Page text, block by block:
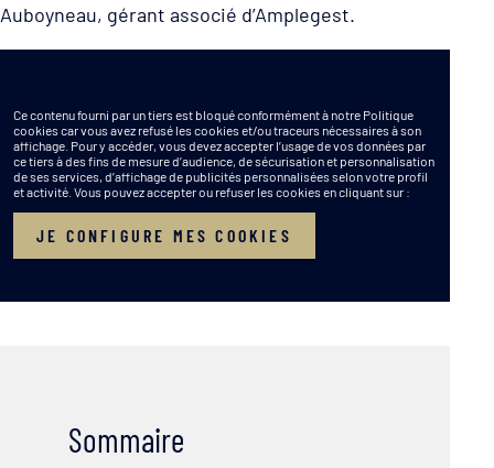
Auboyneau, gérant associé d’Amplegest.
Ce contenu fourni par un tiers est bloqué conformément à notre Politique
cookies car vous avez refusé les cookies et/ou traceurs nécessaires à son
affichage. Pour y accéder, vous devez accepter l’usage de vos données par
ce tiers à des fins de mesure d’audience, de sécurisation et personnalisation
de ses services, d’affichage de publicités personnalisées selon votre profil
et activité. Vous pouvez accepter ou refuser les cookies en cliquant sur :
JE CONFIGURE MES COOKIES
Sommaire